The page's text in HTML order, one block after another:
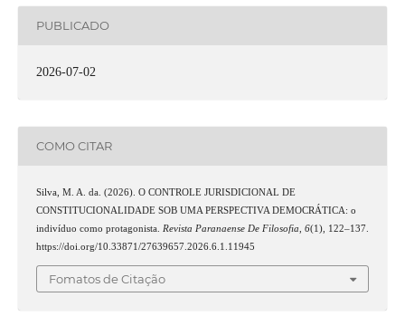
PUBLICADO
2026-07-02
COMO CITAR
Silva, M. A. da. (2026). O CONTROLE JURISDICIONAL DE
CONSTITUCIONALIDADE SOB UMA PERSPECTIVA DEMOCRÁTICA: o
indivíduo como protagonista. Revista Paranaense De Filosofia 6(1), 122–137.
https://doi.org/10.33871/27639657.2026.6.1.11945
Fomatos de Citação